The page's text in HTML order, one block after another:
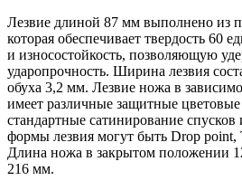
Лезвие длиной 87 мм выполнено из
которая обеспечивает твердость 60
и износостойкость, позволяющую
ударопрочность. Ширина лезвия
обуха 3,2 мм. Лезвие ножа в
имеет различные защитные
стандартные сатинирование
формы лезвия могут быть Drop point,
Длина ножа в закрытом положении
216 мм.